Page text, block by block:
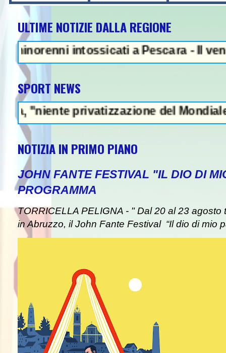
ULTIME NOTIZIE DALLA REGIONE
intossicati a Pescara - Il vento
SPORT NEWS
privatizzazione del Mondiale"-
NOTIZIA IN PRIMO PIANO
JOHN FANTE FESTIVAL "IL DIO DI
PROGRAMMA
TORRICELLA PELIGNA - " Dal 20 al 23 agosto
in Abruzzo, il John Fante Festival “Il dio di mio
NEWS IN